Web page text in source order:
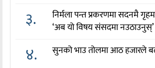
३.
निर्मला पन्त प्रकरणमा सदनमै
‘अब यो विषय संसदमा नउठाउनुस्’
४. सुनको भाउ तोलमा आठ हजारले